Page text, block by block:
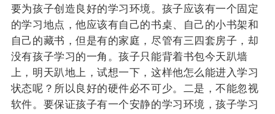
要为孩子创造良好的学习环境。孩子应该有一个固定
的学习地点，他应该有自己的书桌、自己的小书架和
自己的藏书，但是有的家庭，尽管有三四套房子，却
没有孩子学习的一角。孩子只能背着书包今天趴墙
上，明天趴地上，试想一下，这样他怎么能进入学习
状态呢？所以良好的硬件必不可少。二是，不能忽视
软件。要保证孩子有一个安静的学习环境，孩子学习